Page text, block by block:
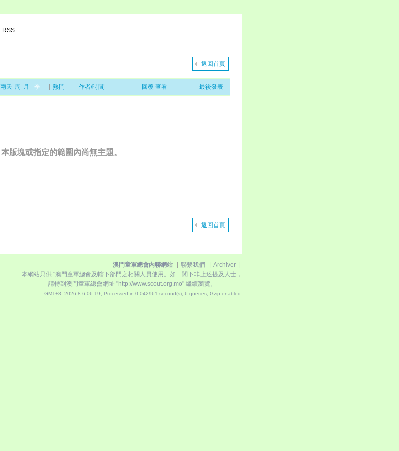
RSS
返回首頁
兩天 周 月 季 熱門 作者/時間 回覆 查看 最後發表
本版塊或指定的範圍內尚無主題。
返回首頁
澳門童軍總會內聯網站 聯繫我們 Archiver
本網站只供 "澳門童軍總會及轄下部門之相關人員使用。如 閣下非上述提及人士，
請轉到澳門童軍總會網址 "http://www.scout.org.mo"繼續瀏覽。
GMT+8, 2026-8-6 06:19, Processed in 0.042961 second(s), 6 queries, Gzip enabled